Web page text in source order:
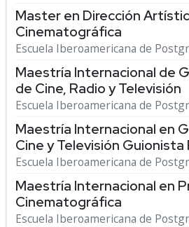
Master en Dirección
Cinematográfica
Escuela Iberoamericana de
Maestría Internacional de
de Cine, Radio y Televisión
Escuela Iberoamericana de
Maestría Internacional en
Cine y Televisión
Escuela Iberoamericana de
Maestría Internacional en
Cinematográfica
Escuela Iberoamericana de